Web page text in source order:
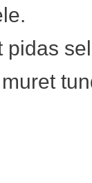
pidas